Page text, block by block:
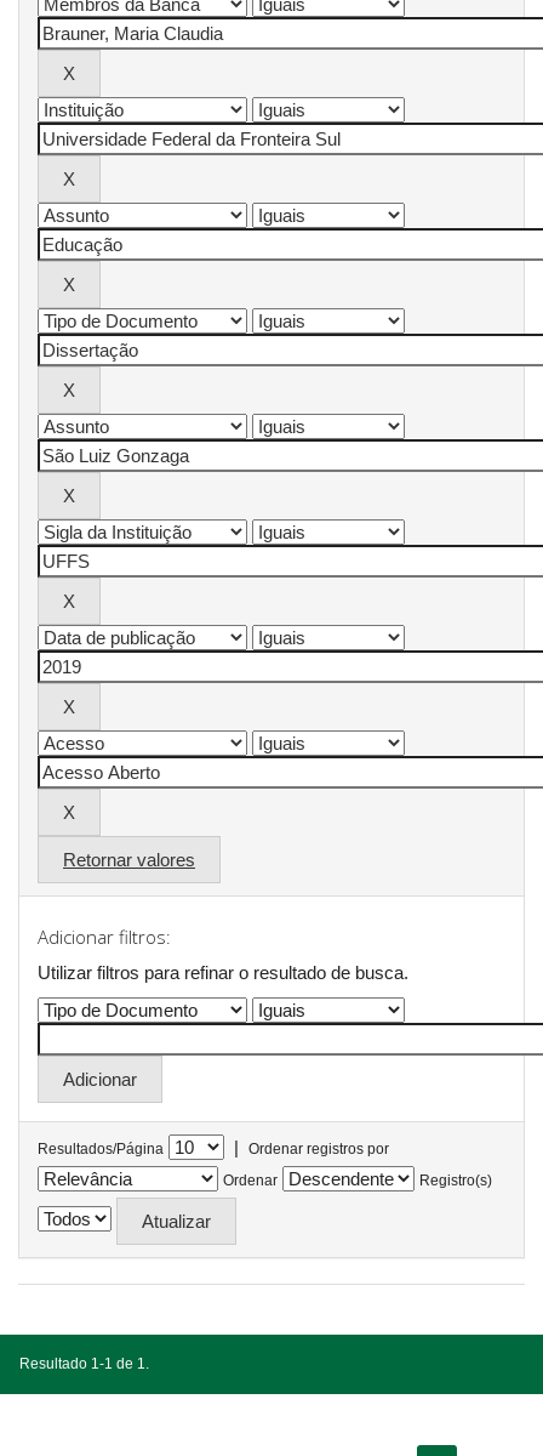
Retornar valores
Adicionar filtros:
Utilizar filtros para refinar o resultado de busca.
Resultados/Página |
Ordenar registros por
Ordenar
Registro(s)
Resultado 1-1 de 1.